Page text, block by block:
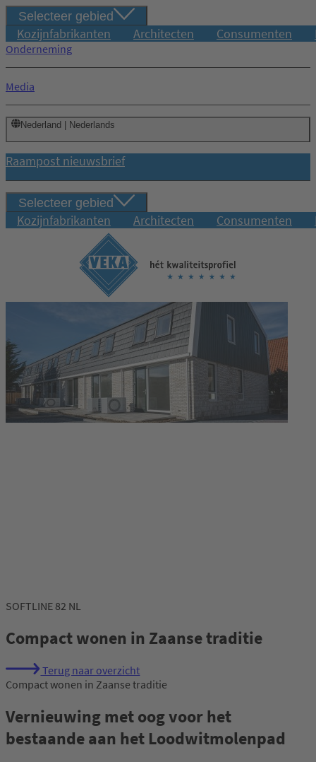
Selecteer gebied
Kozijnfabrikanten Architecten Consumenten
Onderneming
Media
Nederland | Nederlands
Raampost nieuwsbrief
Selecteer gebied
Kozijnfabrikanten Architecten Consumenten
SOFTLINE 82 NL
Compact wonen in Zaanse traditie
Terug naar overzicht
Compact wonen in Zaanse traditie
Vernieuwing met oog voor het
bestaande aan het Loodwitmolenpad